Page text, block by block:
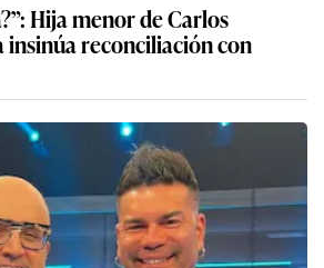
Hija menor de Carlos
insinúa reconciliación con